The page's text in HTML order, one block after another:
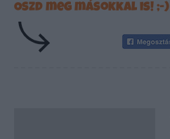
Oszd meg másokkal is! ;-)